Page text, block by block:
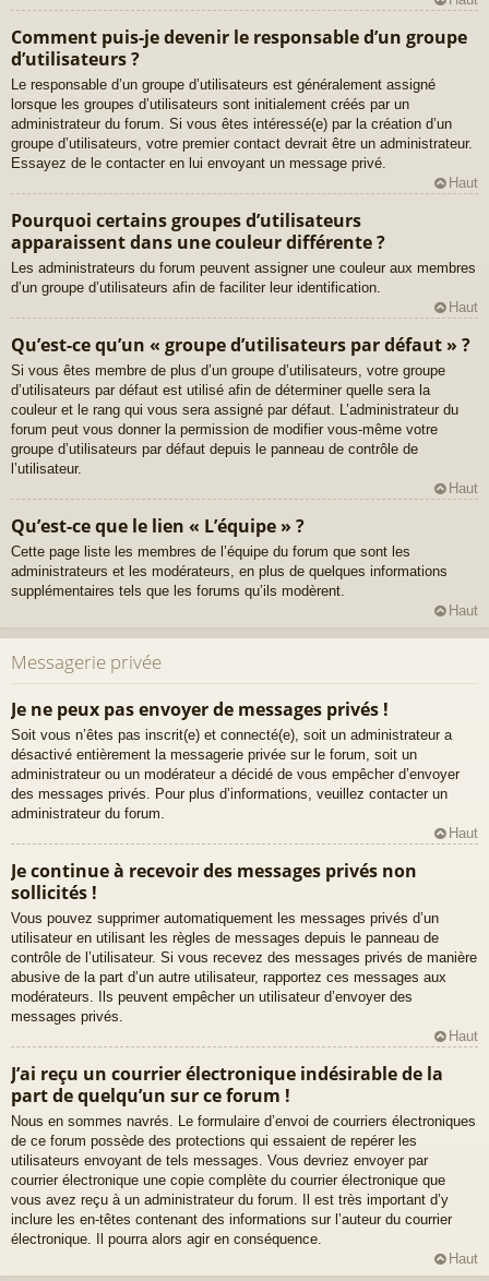
Comment puis-je devenir le responsable d’un groupe
d’utilisateurs ?
Le responsable d’un groupe d’utilisateurs est généralement assigné
lorsque les groupes d’utilisateurs sont initialement créés par un
administrateur du forum. Si vous êtes intéressé(e) par la création d’un
groupe d’utilisateurs, votre premier contact devrait être un administrateur.
Essayez de le contacter en lui envoyant un message privé.
Haut
Pourquoi certains groupes d’utilisateurs
apparaissent dans une couleur différente ?
Les administrateurs du forum peuvent assigner une couleur aux membres
d’un groupe d’utilisateurs afin de faciliter leur identification.
Haut
Qu’est-ce qu’un « groupe d’utilisateurs par défaut » ?
Si vous êtes membre de plus d’un groupe d’utilisateurs, votre groupe
d’utilisateurs par défaut est utilisé afin de déterminer quelle sera la
couleur et le rang qui vous sera assigné par défaut. L’administrateur du
forum peut vous donner la permission de modifier vous-même votre
groupe d’utilisateurs par défaut depuis le panneau de contrôle de
l’utilisateur.
Haut
Qu’est-ce que le lien « L’équipe » ?
Cette page liste les membres de l’équipe du forum que sont les
administrateurs et les modérateurs, en plus de quelques informations
supplémentaires tels que les forums qu’ils modèrent.
Haut
Messagerie privée
Je ne peux pas envoyer de messages privés !
Soit vous n’êtes pas inscrit(e) et connecté(e), soit un administrateur a
désactivé entièrement la messagerie privée sur le forum, soit un
administrateur ou un modérateur a décidé de vous empêcher d’envoyer
des messages privés. Pour plus d’informations, veuillez contacter un
administrateur du forum.
Haut
Je continue à recevoir des messages privés non
sollicités !
Vous pouvez supprimer automatiquement les messages privés d’un
utilisateur en utilisant les règles de messages depuis le panneau de
contrôle de l’utilisateur. Si vous recevez des messages privés de manière
abusive de la part d’un autre utilisateur, rapportez ces messages aux
modérateurs. Ils peuvent empêcher un utilisateur d’envoyer des
messages privés.
Haut
J’ai reçu un courrier électronique indésirable de la
part de quelqu’un sur ce forum !
Nous en sommes navrés. Le formulaire d’envoi de courriers électroniques
de ce forum possède des protections qui essaient de repérer les
utilisateurs envoyant de tels messages. Vous devriez envoyer par
courrier électronique une copie complète du courrier électronique que
vous avez reçu à un administrateur du forum. Il est très important d’y
inclure les en-têtes contenant des informations sur l’auteur du courrier
électronique. Il pourra alors agir en conséquence.
Haut